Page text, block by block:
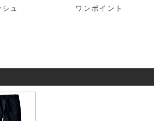
ュ ワンポイント